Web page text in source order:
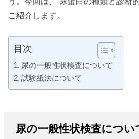
ご紹介します。
目次
尿の一般性状検査について
試験紙法について
尿の一般性状検査につい